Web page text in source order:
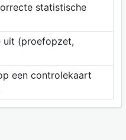
statistische
uit (proefopzet,
een controlekaart